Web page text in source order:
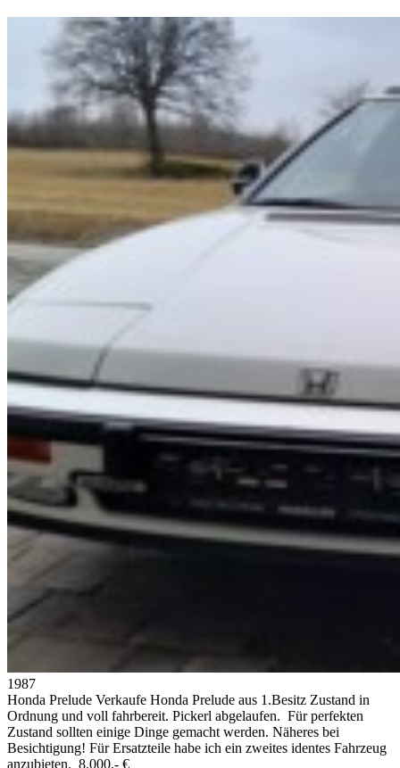
1987
Honda Prelude Verkaufe Honda Prelude aus 1.Besitz Zustand in
Ordnung und voll fahrbereit. Pickerl abgelaufen. Für perfekten
Zustand sollten einige Dinge gemacht werden. Näheres bei
Besichtigung! Für Ersatzteile habe ich ein zweites identes Fahrzeug
anzubieten. 8.000,- €